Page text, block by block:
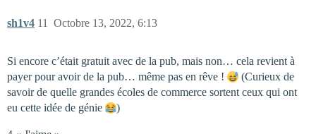
sh1v4 Octobre 13, 2022, 6:13
11
Si encore c’était gratuit avec de la pub, mais non… cela revient à
payer pour avoir de la pub… même pas en rêve !
(Curieux de
savoir de quelle grandes écoles de commerce sortent ceux qui ont
eu cette idée de génie
)